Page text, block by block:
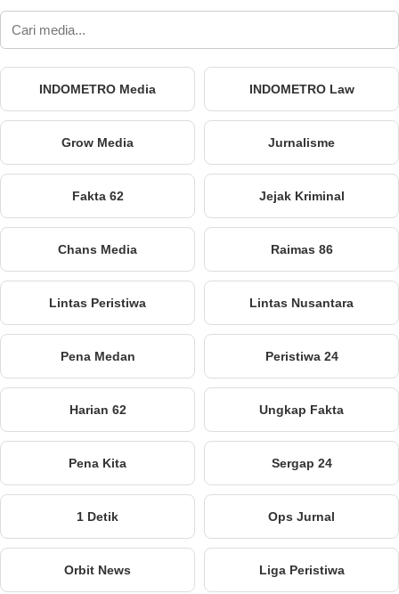
INDOMETRO Media INDOMETRO Law
Grow Media Jurnalisme
Fakta 62 Jejak Kriminal
Chans Media Raimas 86
Lintas Peristiwa Lintas Nusantara
Pena Medan Peristiwa 24
Harian 62 Ungkap Fakta
Pena Kita Sergap 24
1 Detik Ops Jurnal
Orbit News Liga Peristiwa